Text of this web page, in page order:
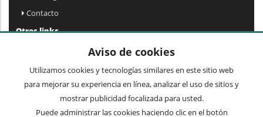
Contacto
Otros links
Preguntas frecuentes
Newsletter
Aviso de cookies
Utilizamos cookies y tecnologías similares en este sitio web
para mejorar su experiencia en línea, analizar el uso de sitios y
mostrar publicidad focalizada para usted.
Puede administrar las cookies haciendo clic en el botón